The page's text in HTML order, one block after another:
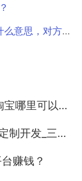
我朋友圈是什么意思啊？
费多少钱记录？
模型怎么做？
赚钱？